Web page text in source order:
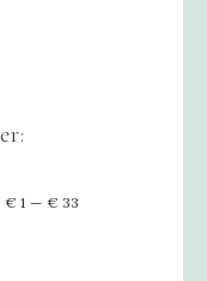
€ 1 — € 33